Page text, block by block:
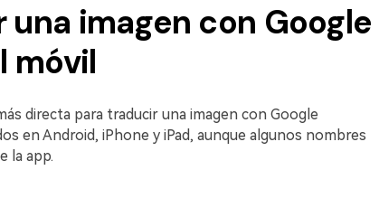
imagen con Google
móvil
directa para traducir una imagen con Google
en Android, iPhone y iPad, aunque algunos nombres
la app.